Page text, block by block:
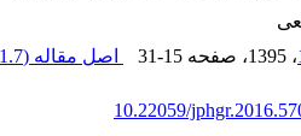
، 1395 ، صفحه 31-15 اصل مقاله (1.7 M
10.22059/